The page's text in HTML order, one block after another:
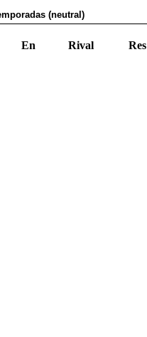
(neutral)
En Rival Res